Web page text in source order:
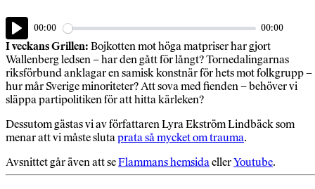
Play
00:00 00:00
I veckans Grillen: Bojkotten mot höga matpriser har gjort
Wallenberg ledsen – har den gått för långt? Tornedalingarnas
riksförbund anklagar en samisk konstnär för hets mot folkgrupp –
hur mår Sverige minoriteter? Att sova med fienden – behöver vi
släppa partipolitiken för att hitta kärleken?
Dessutom gästas vi av författaren Lyra Ekström Lindbäck som
menar att vi måste slutaprata så mycket om trauma.
Avsnittet går även att seFlammans hemsidaellerYoutube.